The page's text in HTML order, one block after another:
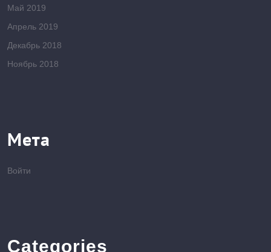
Май 2019
Апрель 2019
Декабрь 2018
Ноябрь 2018
Мета
Войти
Categories